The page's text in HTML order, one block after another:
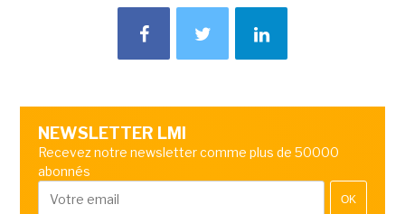
NEWSLETTER LMI
Recevez notre newsletter comme plus de 50000
abonnés
OK